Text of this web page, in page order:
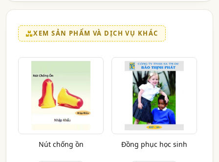
XEM SẢN PHẨM VÀ DỊCH VỤ KHÁC
Nút chống ồn Đồng phục học sinh